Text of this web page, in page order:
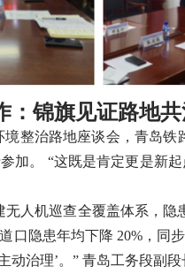
：锦旗见证路地
整治路地座谈会，青岛铁
加。 “这既是肯定更是新
人机巡查全覆盖体系，隐
口隐患年均下降 20%，同
动治理’。” 青岛工务段副